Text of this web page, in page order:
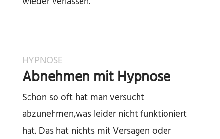
HYPNOSE
Abnehmen mit Hypnose
Schon so oft hat man versucht
abzunehmen,was leider nicht funktioniert
hat. Das hat nichts mit Versagen oder